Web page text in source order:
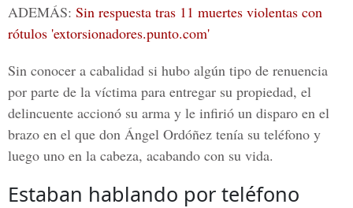
ADEMÁS: Sin respuesta tras 11 muertes violentas con
rótulos 'extorsionadores.punto.com'
Sin conocer a cabalidad si hubo algún tipo de renuencia
por parte de la víctima para entregar su propiedad, el
delincuente accionó su arma y le infirió un disparo en el
brazo en el que don Ángel Ordóñez tenía su teléfono y
luego uno en la cabeza, acabando con su vida.
Estaban hablando por teléfono